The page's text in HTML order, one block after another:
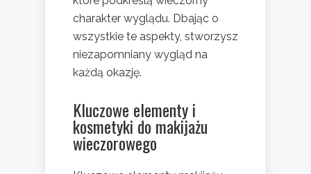
charakter wyglądu. Dbając o
wszystkie te aspekty, stworzysz
niezapomniany wygląd na
każdą okazję.
Kluczowe elementy i
kosmetyki do makijażu
wieczorowego